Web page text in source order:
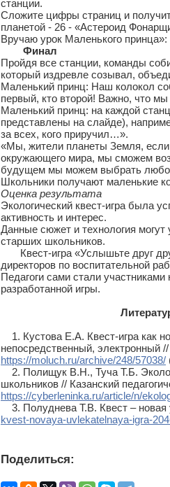
станции.
Сложите цифры страниц и
планетой - 26 - «Астероид
Вручаю урок Маленького
Финал
Пройдя все станции, команды
который издревле созывал,
Маленький принц: Наш колокол
первый, кто второй! Важно, что
Маленький принц: на каждой
представлены на слайде),
за всех, кого приручил…».
«Мы, жители планеты Земля, если
окружающего мира, мы сможем
будущем мы можем выбрать
Школьники получают маленькие
Оценка результата
Экологический квест-игра была
активность и интерес.
Данные сюжет и технология могут
старших школьников.
Квест-игра «Услышьте друг
директоров по воспитательной
Педагоги сами стали
разработанной игры.
1. Кустова Е.А. Квест-игра как
непосредственный,
https://moluch.ru/archive/248/57038/
2. Полищук В.Н., Туча Т.Б.
школьников // Казанский
https://cyberleninka.ru/article/n/
3. Полуднева Т.В. Квест – новая
kvest-novaya-uvlekatelnaya-igra-
Поделиться: